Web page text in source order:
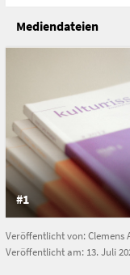
Mediendateien
#1
Veröffentlicht von:Clemens
Veröffentlicht am: 13. Juli